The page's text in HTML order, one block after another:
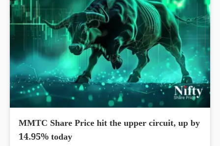
MMTC Share Price hit the upper circuit, up by
14.95% today